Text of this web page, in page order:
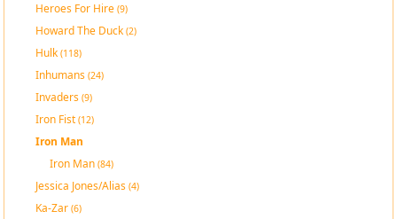
Heroes For Hire(9)
Howard The Duck(2)
Hulk(118)
Inhumans(24)
Invaders(9)
Iron Fist(12)
Iron Man
Iron Man(84)
Jessica Jones/Alias(4)
Ka-Zar(6)